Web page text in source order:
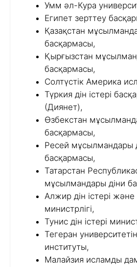
Умм әл-Кура
Египет зерттеу
Қазақстан
басқармасы,
Қырғызстан
басқармасы,
Солтүстік Америка
Түркия дін істері
(Диянет),
Өзбекстан
басқармасы,
Ресей мұсылмандары
басқармасы,
Татарстан
мұсылмандары діни
Алжир дін істері
министрлігі,
Тунис дін істері
Тегеран
институты,
Малайзия исламды